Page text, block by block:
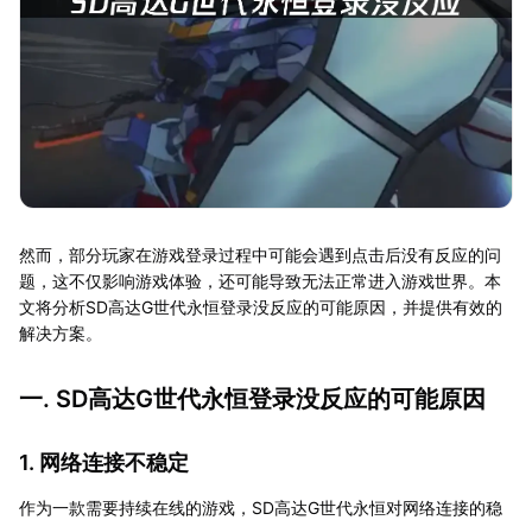
然而，部分玩家在游戏登录过程中可能会遇到点击后没有反应的问
题，这不仅影响游戏体验，还可能导致无法正常进入游戏世界。本
文将分析SD高达G世代永恒登录没反应的可能原因，并提供有效的
解决方案。
一. SD高达G世代永恒登录没反应的可能原因
1. 网络连接不稳定
作为一款需要持续在线的游戏，SD高达G世代永恒对网络连接的稳